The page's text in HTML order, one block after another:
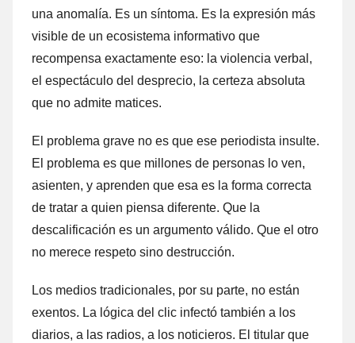
una anomalía. Es un síntoma. Es la expresión más
visible de un ecosistema informativo que
recompensa exactamente eso: la violencia verbal,
el espectáculo del desprecio, la certeza absoluta
que no admite matices.
El problema grave no es que ese periodista insulte.
El problema es que millones de personas lo ven,
asienten, y aprenden que esa es la forma correcta
de tratar a quien piensa diferente. Que la
descalificación es un argumento válido. Que el otro
no merece respeto sino destrucción.
Los medios tradicionales, por su parte, no están
exentos. La lógica del clic infectó también a los
diarios, a las radios, a los noticieros. El titular que